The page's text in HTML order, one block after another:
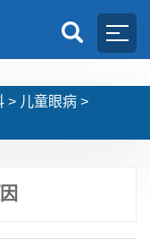
> 儿童眼病 >